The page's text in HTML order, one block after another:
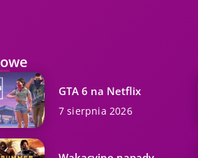
GTA 6 na Netflix
7 sierpnia 2026